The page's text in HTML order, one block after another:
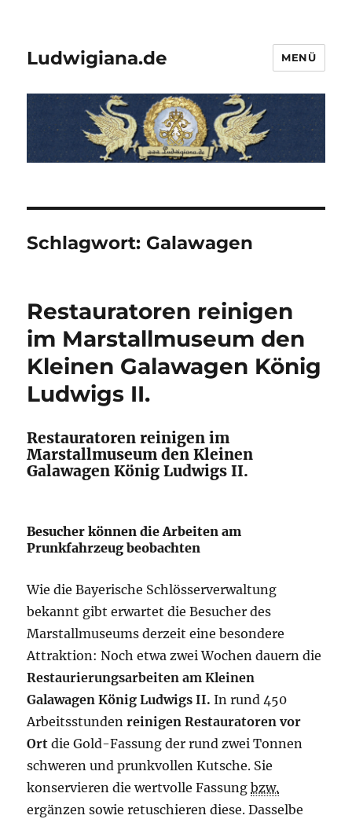
Ludwigiana.de MENÜ
Schlagwort: Galawagen
Restauratoren reinigen
im Marstallmuseum den
Kleinen Galawagen König
Ludwigs II.
Restauratoren reinigen im
Marstallmuseum den Kleinen
Galawagen KönigLudwigs II.
Besucher können die Arbeiten am
Prunkfahrzeug beobachten
Wie die Bayerische Schlösserverwaltung
bekannt gibt erwartet die Besucher des
Marstallmuseums derzeit eine besondere
Attraktion: Noch etwa zwei Wochen dauern die
Restaurierungsarbeiten am Kleinen
Galawagen KönigLudwigs II. In rund 450
Arbeitsstundenreinigen Restauratoren vor
Ortdie Gold-Fassung der rund zwei Tonnen
schweren und prunkvollen Kutsche. Sie
konservieren die wertvolle Fassungbzw.
ergänzen sowie retuschieren diese. Dasselbe